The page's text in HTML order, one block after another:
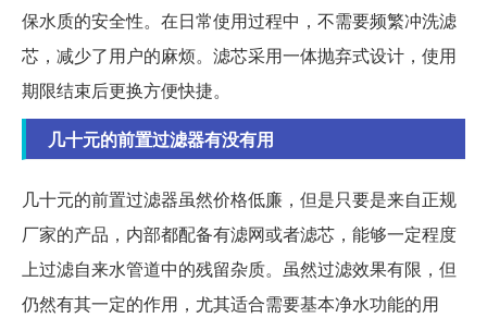
保水质的安全性。在日常使用过程中，不需要频繁冲洗滤
芯，减少了用户的麻烦。滤芯采用一体抛弃式设计，使用
期限结束后更换方便快捷。
几十元的前置过滤器有没有用
几十元的前置过滤器虽然价格低廉，但是只要是来自正规
厂家的产品，内部都配备有滤网或者滤芯，能够一定程度
上过滤自来水管道中的残留杂质。虽然过滤效果有限，但
仍然有其一定的作用，尤其适合需要基本净水功能的用